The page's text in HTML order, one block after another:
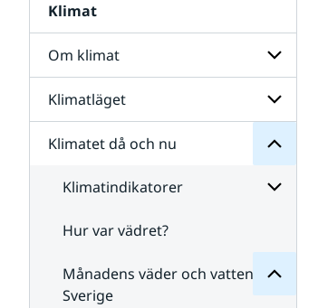
Klimat
Om klimat
för
Om
klimat
Klimatläget
Klimatet då och nu
Undersidor
för
Klimatet
då
och
Klimatindikatorer
Hur var vädret?
Månadens väder och vatten i
Sverige
Månadens
väder
vatten
i